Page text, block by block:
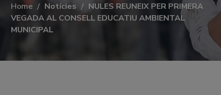
Home Notícies
NULES REUNEIX PER PRIMERA
VEGADA AL CONSELL EDUCATIU AMBIENTAL
MUNICIPAL